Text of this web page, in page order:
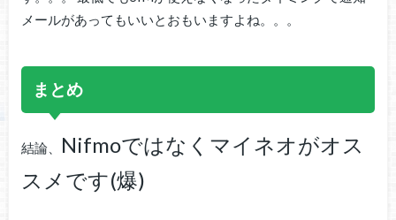
メールがあってもいいとおもいますよね。。。
まとめ
結論、
Nifmoではなくマイネオがオス
スメです(爆)